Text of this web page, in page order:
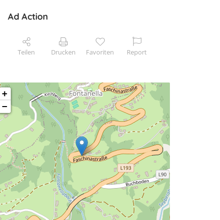
Ad Action
Teilen Drucken Favoriten Report
+
−